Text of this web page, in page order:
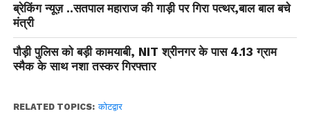
ब्रेकिंग न्यूज़ ..सतपाल महाराज की गाड़ी पर गिरा पत्थर,बाल बाल बचे
मंत्री
पौड़ी पुलिस को बड़ी कामयाबी, NIT श्रीनगर के पास 4.13 ग्राम
स्मैक के साथ नशा तस्कर गिरफ्तार
RELATED TOPICS: कोटद्वार